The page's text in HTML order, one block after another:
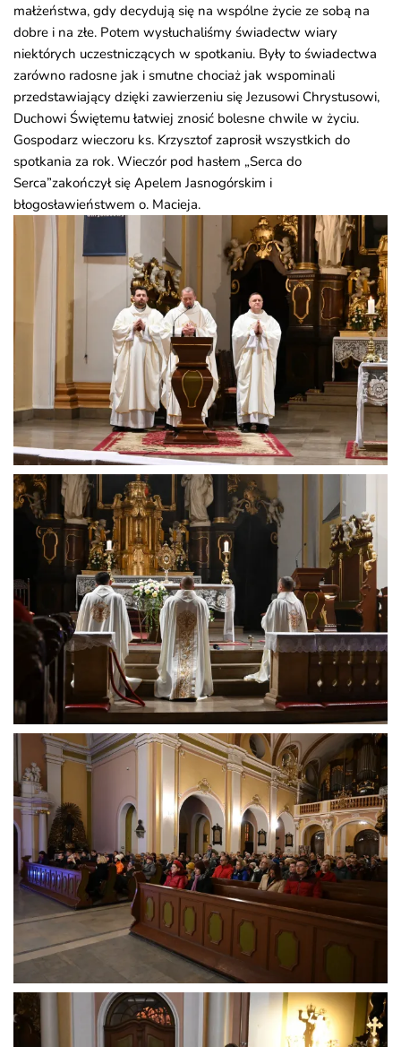
małżeństwa, gdy decydują się na wspólne życie ze sobą na
dobre i na złe. Potem wysłuchaliśmy świadectw wiary
niektórych uczestniczących w spotkaniu. Były to świadectwa
zarówno radosne jak i smutne chociaż jak wspominali
przedstawiający dzięki zawierzeniu się Jezusowi Chrystusowi,
Duchowi Świętemu łatwiej znosić bolesne chwile w życiu.
Gospodarz wieczoru ks. Krzysztof zaprosił wszystkich do
spotkania za rok. Wieczór pod hasłem „Serca do
Serca”zakończył się Apelem Jasnogórskim i
błogosławieństwem o. Macieja.